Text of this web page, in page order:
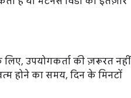
उपयोगकर्ता की ज़रूरत नहीं
होने का समय, दिन के मिनटों